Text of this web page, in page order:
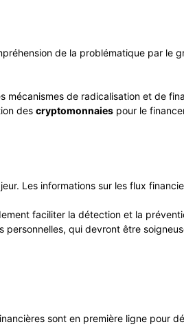
de la problématique par le
mécanismes de radicalisation et de
des cryptomonnaies pour le
Les informations sur les flux
faciliter la détection et la
qui devront être
sont en première ligne pour